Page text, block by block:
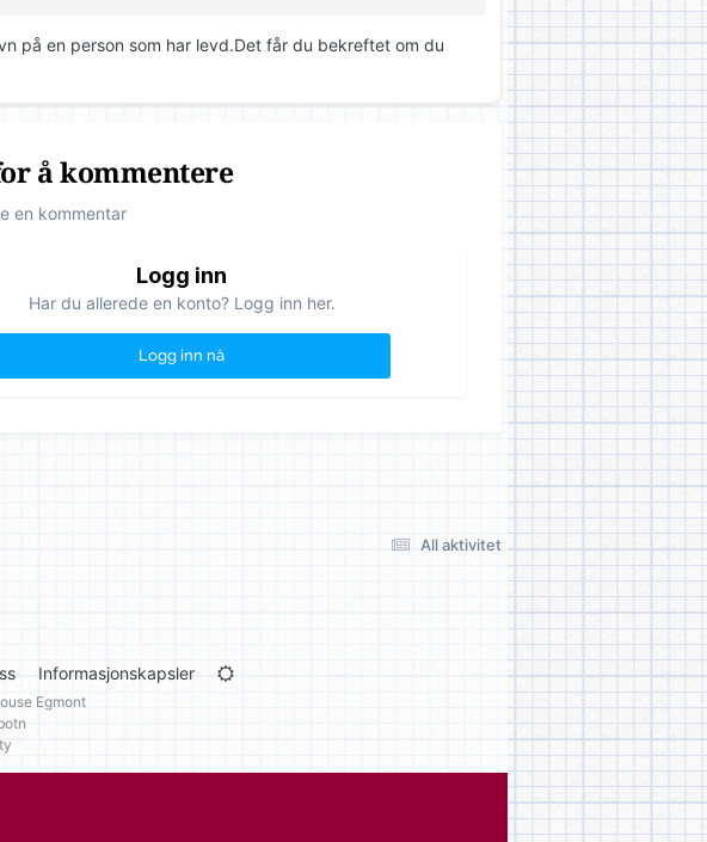
på en person som har levd.Det får du bekreftet om du
å kommentere
en kommentar
Logg inn
Har du allerede en konto? Logg inn her.
Logg inn nå
All aktivitet
Informasjonskapsler
Egmont